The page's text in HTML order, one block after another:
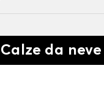
da neve